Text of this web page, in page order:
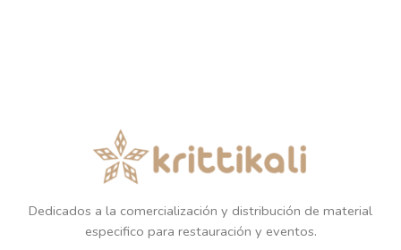
Dedicados a la comercialización y distribución de material
especifico para restauración y eventos.